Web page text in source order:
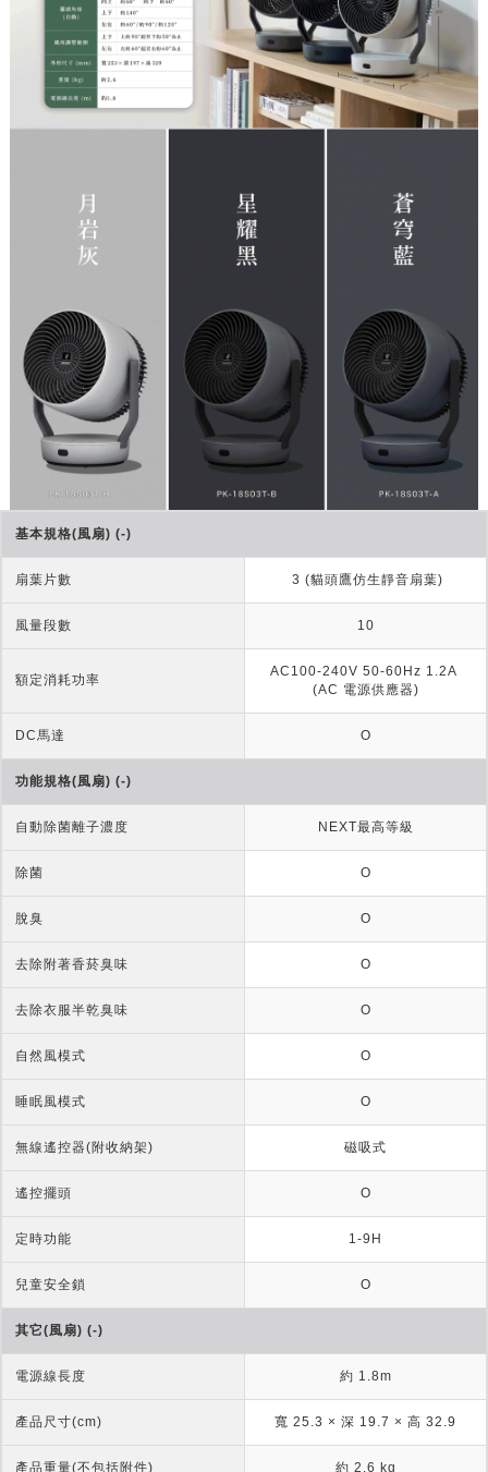
基本規格(風扇) (-)
扇葉片數 3 (貓頭鷹仿生靜音扇葉)
風量段數 10
額定消耗功率
AC100-240V 50-60Hz 1.2A
(AC 電源供應器)
DC馬達 O
功能規格(風扇) (-)
自動除菌離子濃度 NEXT最高等級
除菌 O
脫臭 O
去除附著香菸臭味 O
去除衣服半乾臭味 O
自然風模式 O
睡眠風模式 O
無線遙控器(附收納架) 磁吸式
遙控擺頭 O
定時功能 1-9H
兒童安全鎖 O
其它(風扇) (-)
電源線長度 約 1.8m
產品尺寸(cm) 寬 25.3 × 深 19.7 × 高 32.9
產品重量(不包括附件) 約 2.6 kg